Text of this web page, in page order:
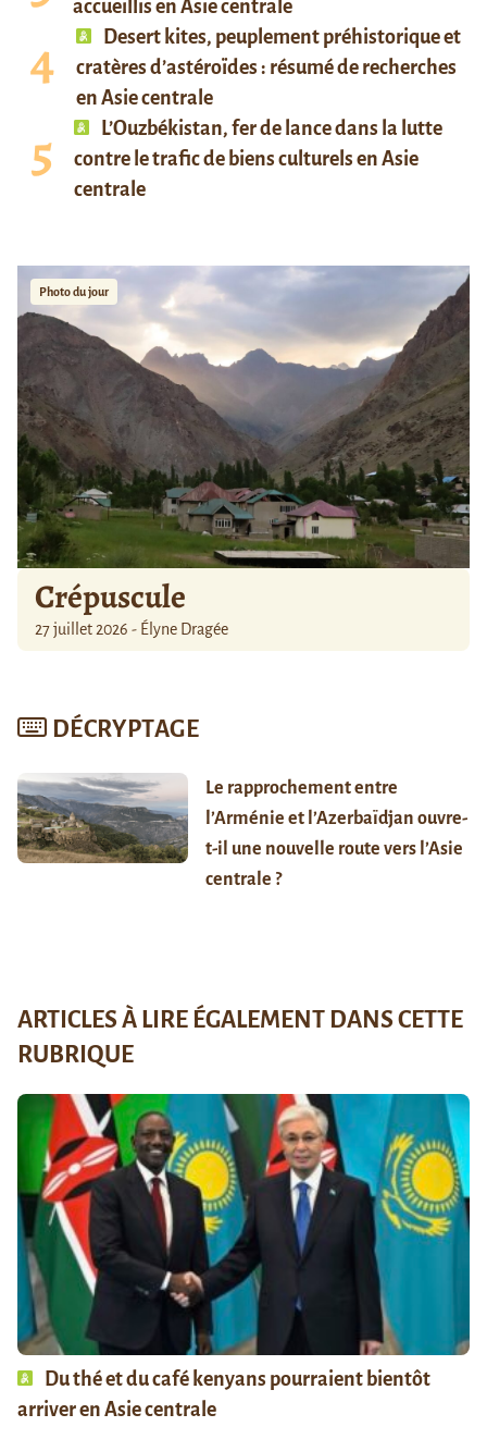
accueillis en Asie centrale
Desert kites, peuplement préhistorique et
cratères d’astéroïdes : résumé de recherches
en Asie centrale
L’Ouzbékistan, fer de lance dans la lutte
contre le trafic de biens culturels en Asie
centrale
Photo du jour
Crépuscule
27 juillet 2026 - Élyne Dragée
DÉCRYPTAGE
Le rapprochement entre
l’Arménie et l’Azerbaïdjan ouvre-
t-il une nouvelle route vers l’Asie
centrale ?
ARTICLES À LIRE ÉGALEMENT DANS CETTE
RUBRIQUE
Du thé et du café kenyans pourraient bientôt
arriver en Asie centrale